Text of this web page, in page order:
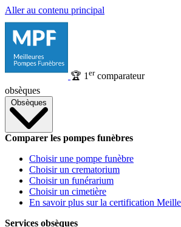
Aller au contenu principal
🏆 1 ercomparateur
obsèques
Obsèques
Comparer les pompes funèbres
Choisir une pompe funèbre
Choisir un crematorium
Choisir un funérarium
Choisir un cimetière
En savoir plus sur la certification
Services obsèques